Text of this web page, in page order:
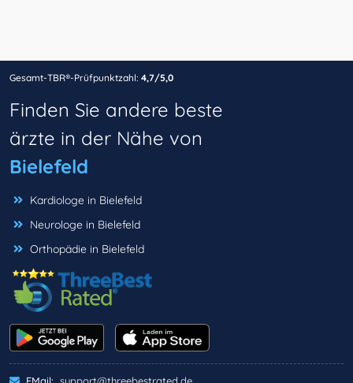
Gesamt-TBR®-Prüfpunktzahl: 4,7/5,0
Finden Sie andere beste
ärzte in der Nähe von
Bielefeld
Kardiologe in Bielefeld
Neurologe in Bielefeld
Orthopädie in Bielefeld
EMail: support@threebestrated.de